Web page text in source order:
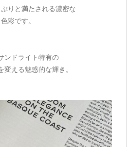
りと満たされる濃密な
色彩です。
ンドライト特有の
変える魅惑的な輝き。